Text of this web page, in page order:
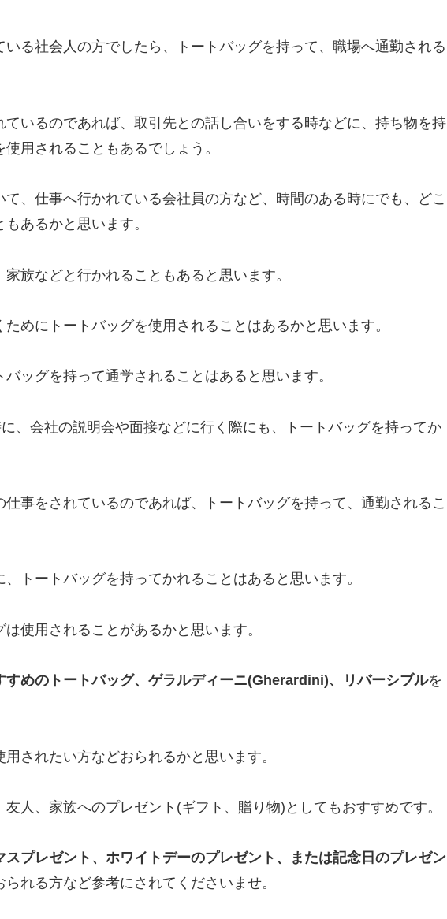
る社会人の方でしたら、トートバッグを持って、職場へ通勤される
いるのであれば、取引先との話し合いをする時などに、持ち物を持
用されることもあるでしょう。
て、仕事へ行かれている会社員の方など、時間のある時にでも、どこ
あるかと思います。
族などと行かれることもあると思います。
めにトートバッグを使用されることはあるかと思います。
ッグを持って通学されることはあると思います。
、会社の説明会や面接などに行く際にも、トートバッグを持ってか
事をされているのであれば、トートバッグを持って、通勤されるこ
トートバッグを持ってかれることはあると思います。
使用されることがあるかと思います。
すめのトートバッグ、ゲラルディーニ(Gherardini)、リバーシブルを
されたい方などおられるかと思います。
人、家族へのプレゼント(ギフト、贈り物)としてもおすすめです。
プレゼント、ホワイトデーのプレゼント、または記念日のプレゼン
れる方など参考にされてくださいませ。